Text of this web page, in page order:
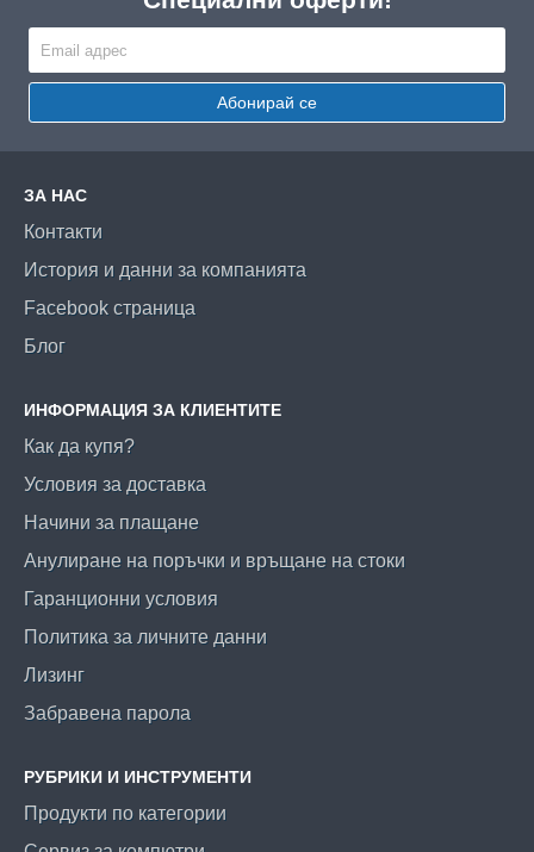
Абонирай се
ЗА НАС
Контакти
История и данни за компанията
Facebook страница
Блог
ИНФОРМАЦИЯ ЗА КЛИЕНТИТЕ
Как да купя?
Условия за доставка
Начини за плащане
Анулиране на поръчки и връщане на стоки
Гаранционни условия
Политика за личните данни
Лизинг
Забравена парола
РУБРИКИ И ИНСТРУМЕНТИ
Продукти по категории